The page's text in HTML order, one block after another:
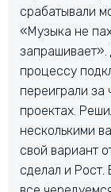
срабатывали
«Музыка не
процессу
переиграли за
проектах.
несколькими
свой вариант
сделал и Рост.